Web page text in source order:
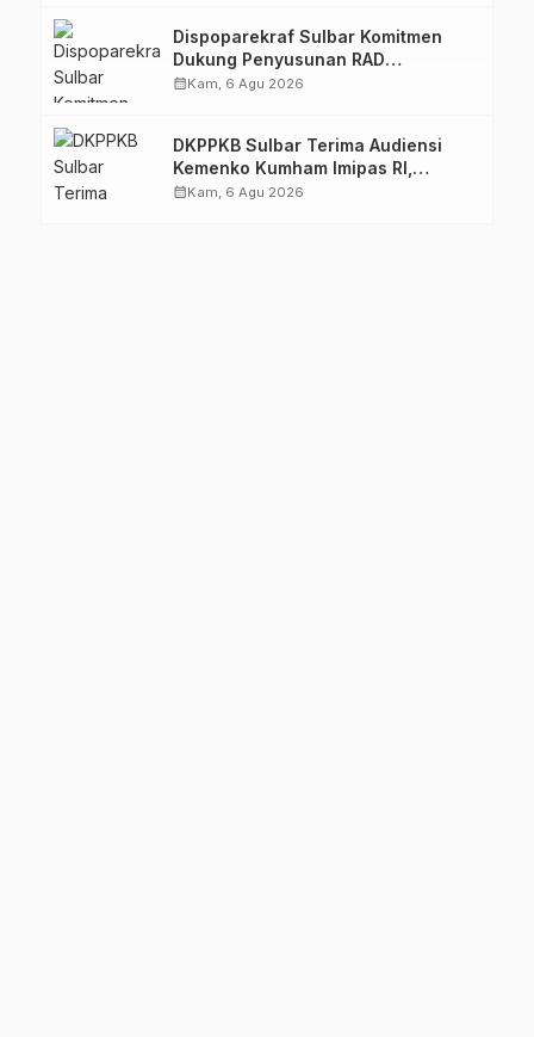
Dispoparekraf Sulbar Komitmen
Dukung Penyusunan RAD
TPB/SDGs Sulawesi Barat
calendar_monthKam, 6 Agu 2026
DKPPKB Sulbar Terima Audiensi
Kemenko Kumham Imipas RI,
Perkuat Pelayanan Kesehatan bagi
calendar_monthKam, 6 Agu 2026